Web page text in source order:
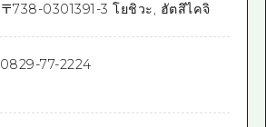
〒738-0301391-3 โยชิวะ, ฮัตสึไคจิ
0829-77-2224